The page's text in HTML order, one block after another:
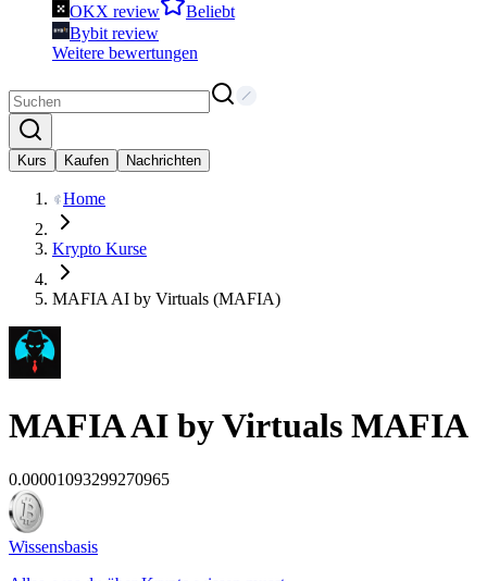
OKX review
Beliebt
Bybit review
Weitere bewertungen
Kurs Kaufen Nachrichten
Home
Krypto Kurse
MAFIA AI by Virtuals (MAFIA)
MAFIA AI by Virtuals MAFIA
0.00001093299270965
Wissensbasis